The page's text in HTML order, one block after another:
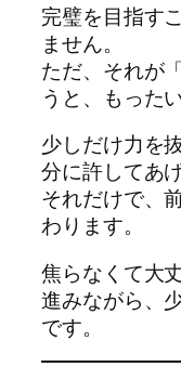
完璧を目指す
ません。
ただ、それが
うと、もった
少しだけ力を
分に許してあ
それだけで、
わります。
焦らなくて大
進みながら、
です。